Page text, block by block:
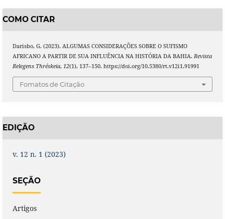
COMO CITAR
Darisbo, G. (2023). ALGUMAS CONSIDERAÇÕES SOBRE O SUFISMO
AFRICANO A PARTIR DE SUA INFLUÊNCIA NA HISTÓRIA DA BAHIA. Revista
Relegens Thréskeia, 12(1), 137–150. https://doi.org/10.5380/rt.v12i1.91991
Fomatos de Citação
EDIÇÃO
v. 12 n. 1 (2023)
SEÇÃO
Artigos